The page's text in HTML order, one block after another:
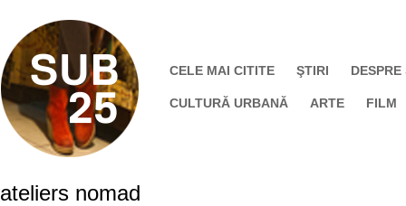
CELE MAI CITITE ŞTIRI DESPRE
CULTURĂ URBANĂ ARTE FILM
ateliers nomad